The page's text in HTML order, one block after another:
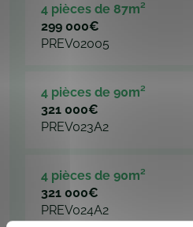
4 pièces de 87m²
299 000€
PREV02005
4 pièces de 90m²
321 000€
PREV023A2
4 pièces de 90m²
321 000€
PREV024A2